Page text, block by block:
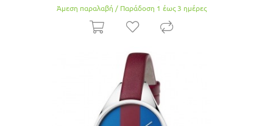
Άμεση παραλαβή / Παράδoση 1 έως 3 ημέρες